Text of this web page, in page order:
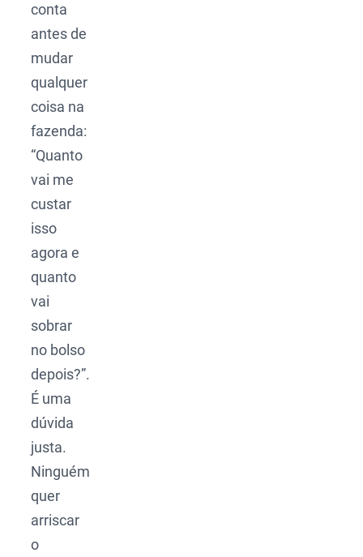
conta
antes de
mudar
qualquer
coisa na
fazenda:
“Quanto
vai me
custar
isso
agora e
quanto
vai
sobrar
no bolso
depois?”.
É uma
dúvida
justa.
Ninguém
quer
arriscar
o